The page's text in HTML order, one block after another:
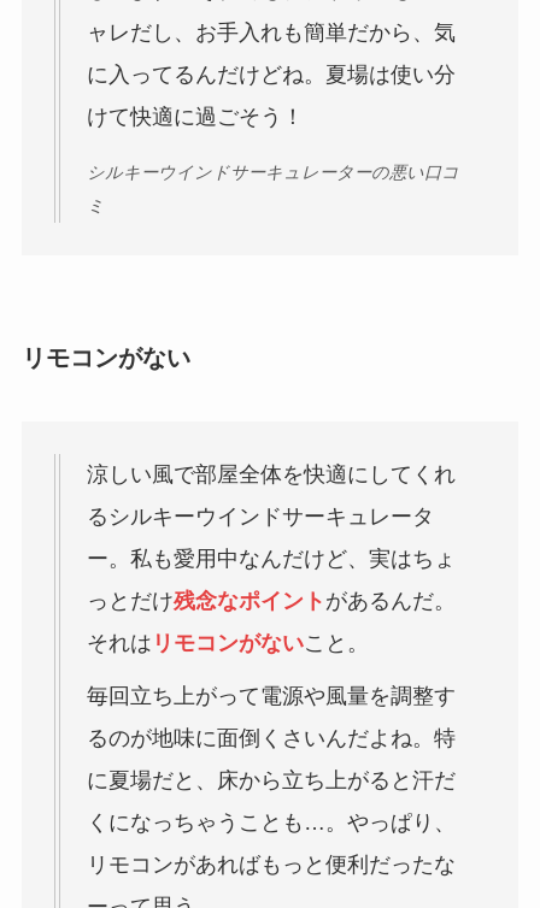
ャレだし、お手入れも簡単だから、気
に入ってるんだけどね。夏場は使い分
けて快適に過ごそう！
シルキーウインドサーキュレーターの悪い口コ
ミ
リモコンがない
涼しい風で部屋全体を快適にしてくれ
るシルキーウインドサーキュレータ
ー。私も愛用中なんだけど、実はちょ
っとだけ残念なポイント があるんだ。
それは リモコンがないこと。
毎回立ち上がって電源や風量を調整す
るのが地味に面倒くさいんだよね。特
に夏場だと、床から立ち上がると汗だ
くになっちゃうことも…。やっぱり、
リモコンがあればもっと便利だったな